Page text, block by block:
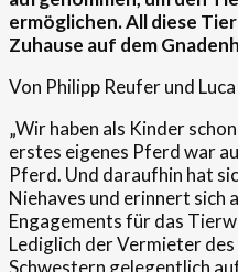
ermöglichen. All diese
Zuhause auf dem
Von Philipp Reufer und
„Wir haben als Kinder
erstes eigenes Pferd war
Pferd. Und daraufhin hat
Niehaves und erinnert sich
Engagements für das
Lediglich der Vermieter
Schwestern gelegentlich